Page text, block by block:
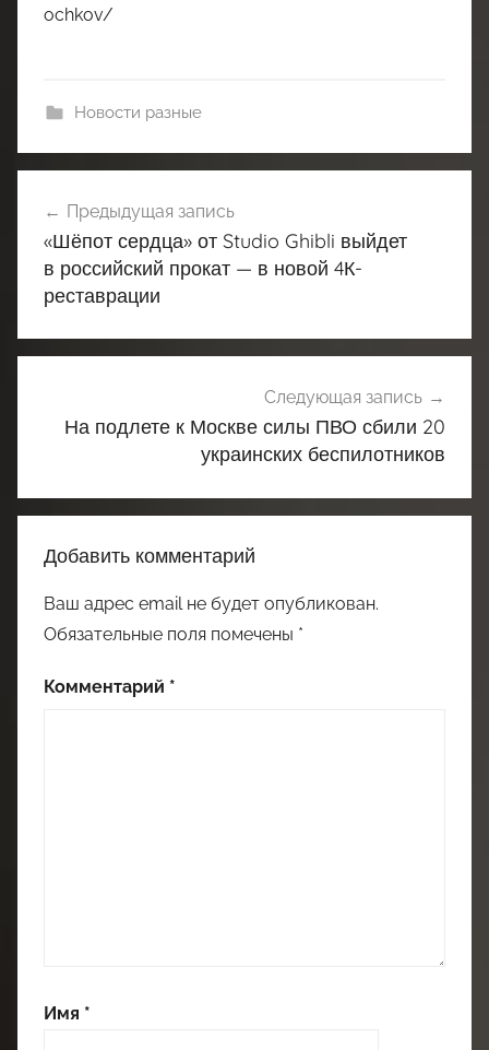
ochkov/
Новости разные
по
записям
Предыдущая запись
«Шёпот сердца» от Studio Ghibli выйдет
в российский прокат — в новой 4К-
реставрации
Следующая запись
На подлете к Москве силы ПВО сбили 20
украинских беспилотников
Добавить комментарий
Ваш адрес email не будет опубликован.
Обязательные поля помечены *
Комментарий *
Имя *